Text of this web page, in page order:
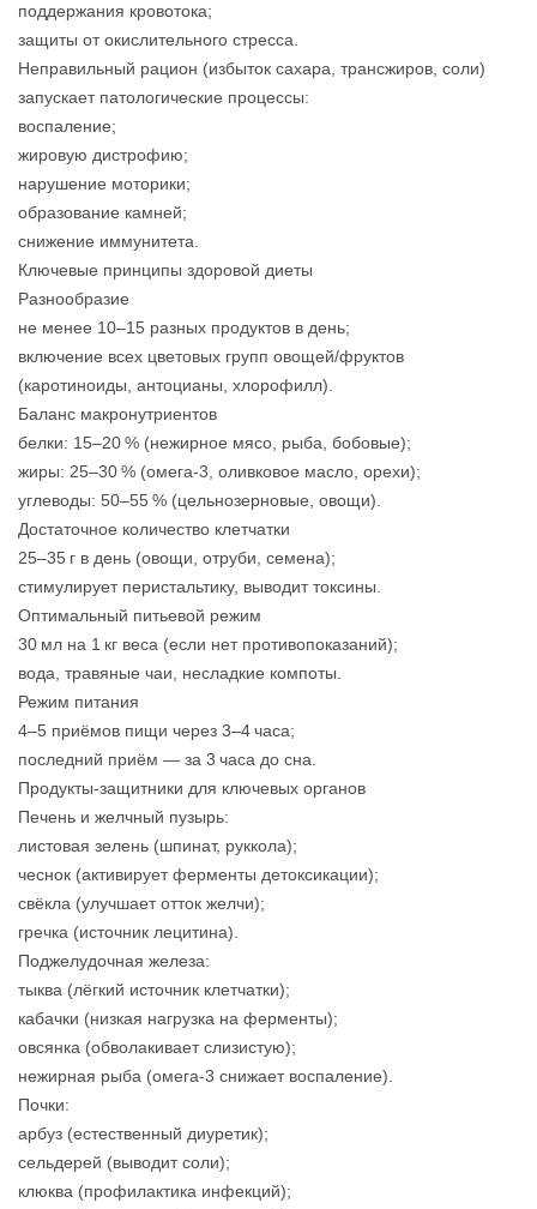
поддержания кровотока;
защиты от окислительного стресса.
Неправильный рацион (избыток сахара, трансжиров, соли)
запускает патологические процессы:
воспаление;
жировую дистрофию;
нарушение моторики;
образование камней;
снижение иммунитета.
Ключевые принципы здоровой диеты
Разнообразие
не менее 10–15 разных продуктов в день;
включение всех цветовых групп овощей/фруктов
(каротиноиды, антоцианы, хлорофилл).
Баланс макронутриентов
белки: 15–20 % (нежирное мясо, рыба, бобовые);
жиры: 25–30 % (омега‑3, оливковое масло, орехи);
углеводы: 50–55 % (цельнозерновые, овощи).
Достаточное количество клетчатки
25–35 г в день (овощи, отруби, семена);
стимулирует перистальтику, выводит токсины.
Оптимальный питьевой режим
30 мл на 1 кг веса (если нет противопоказаний);
вода, травяные чаи, несладкие компоты.
Режим питания
4–5 приёмов пищи через 3–4 часа;
последний приём — за 3 часа до сна.
Продукты-защитники для ключевых органов
Печень и желчный пузырь:
листовая зелень (шпинат, руккола);
чеснок (активирует ферменты детоксикации);
свёкла (улучшает отток желчи);
гречка (источник лецитина).
Поджелудочная железа:
тыква (лёгкий источник клетчатки);
кабачки (низкая нагрузка на ферменты);
овсянка (обволакивает слизистую);
нежирная рыба (омега‑3 снижает воспаление).
Почки:
арбуз (естественный диуретик);
сельдерей (выводит соли);
клюква (профилактика инфекций);